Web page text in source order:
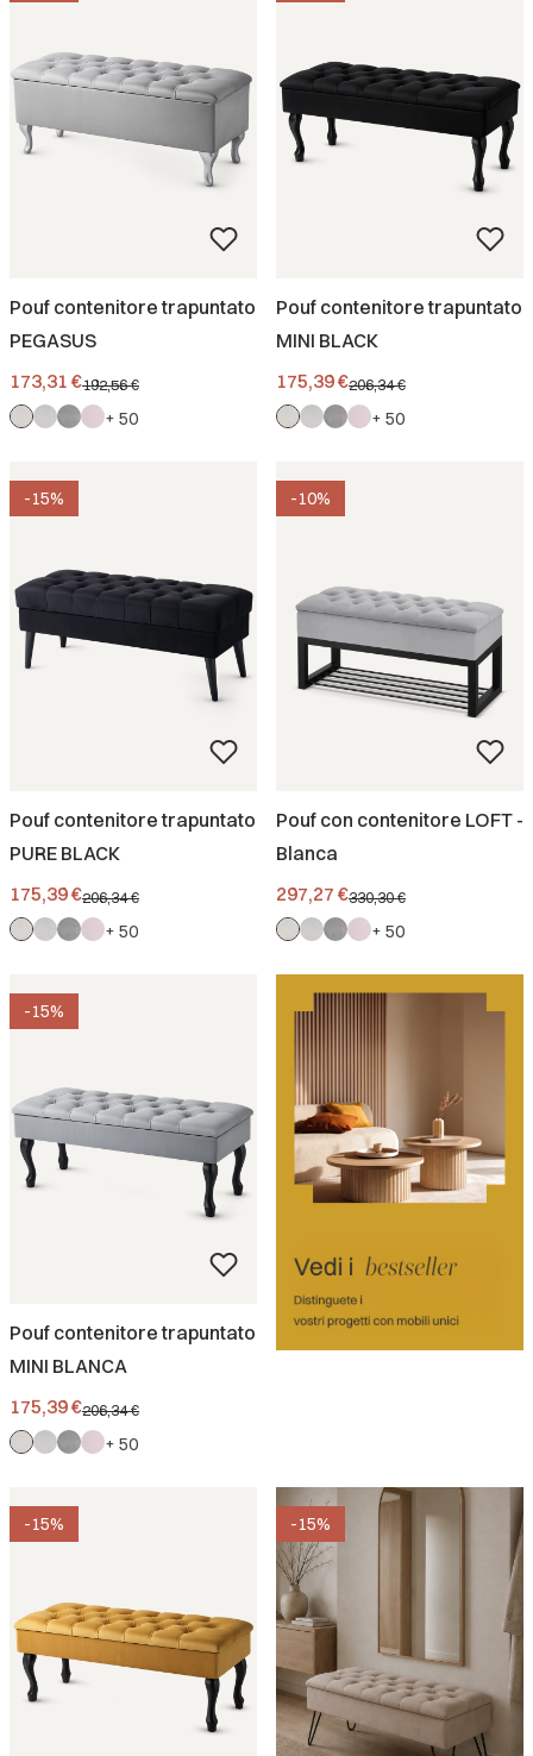
Pouf contenitore trapuntato
PEGASUS
Prezzo promozionale
173,31 €192,56 €
+ 50
Pouf contenitore trapuntato
MINI BLACK
Prezzo promozionale
175,39 €206,34 €
+ 50
-15%
Pouf contenitore trapuntato
PURE BLACK
Prezzo promozionale
175,39 €206,34 €
+ 50
-10%
Pouf con contenitore LOFT -
Blanca
Prezzo promozionale
297,27 €330,30 €
+ 50
-15%
Pouf contenitore trapuntato
MINI BLANCA
Prezzo promozionale
175,39 €206,34 €
+ 50
-15% -15%